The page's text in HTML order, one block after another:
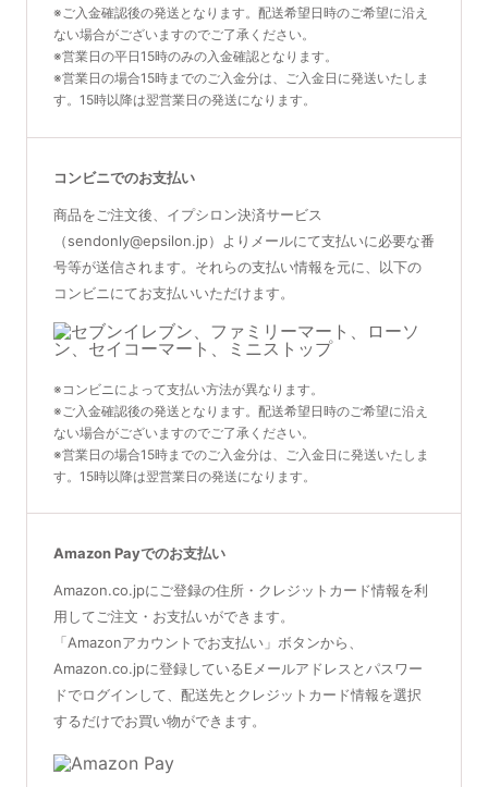
※ご入金確認後の発送となります。配送希望日時のご希望に沿え
ない場合がございますのでご了承ください。
※営業日の平日15時のみの入金確認となります。
※営業日の場合15時までのご入金分は、ご入金日に発送いたしま
す。15時以降は翌営業日の発送になります。
コンビニでのお支払い
商品をご注文後、イプシロン決済サービス
（sendonly@epsilon.jp）よりメールにて支払いに必要な番
号等が送信されます。それらの支払い情報を元に、以下の
コンビニにてお支払いいただけます。
※コンビニによって支払い方法が異なります。
※ご入金確認後の発送となります。配送希望日時のご希望に沿え
ない場合がございますのでご了承ください。
※営業日の場合15時までのご入金分は、ご入金日に発送いたしま
す。15時以降は翌営業日の発送になります。
Amazon Payでのお支払い
Amazon.co.jpにご登録の住所・クレジットカード情報を利
用してご注文・お支払いができます。
「Amazonアカウントでお支払い」ボタンから、
Amazon.co.jpに登録しているEメールアドレスとパスワー
ドでログインして、配送先とクレジットカード情報を選択
するだけでお買い物ができます。